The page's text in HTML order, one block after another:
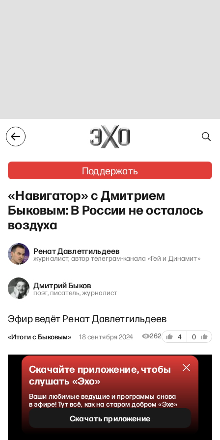
Поддержать
«Навигатор» с Дмитрием
Быковым: В России не осталось
воздуха
Ренат Давлетгильдеев
журналист, автор телеграм-канала «Гей и Динамит»
Дмитрий Быков
поэт, писатель, журналист
Эфир ведёт Ренат Давлетгильдеев
«Итоги с Быковым» 18 сентября 2024 262 4 0
Скачайте приложение, чтобы
слушать «Эхо»
Ваши любимые ведущие и программы снова
в эфире! Тут всё, как на старом добром «Эхе»
Скачать приложение